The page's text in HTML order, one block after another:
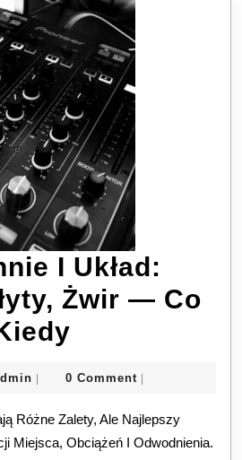
I Układ:
Żwir — Co
Układ:
Kostka,
admin0 Comment
Różne Zalety, Ale Najlepszy
Miejsca, Obciążeń I Odwodnienia.